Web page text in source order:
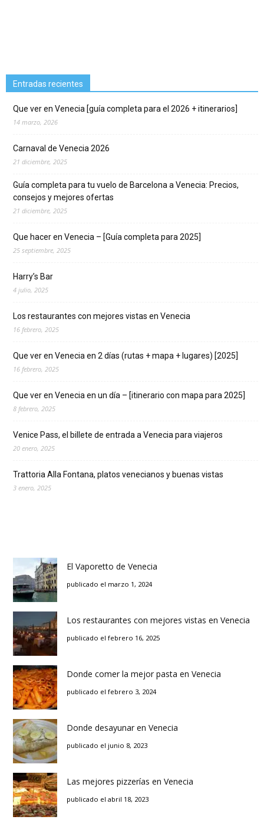
Entradas recientes
Que ver en Venecia [guía completa para el 2026 + itinerarios]
14 marzo, 2026
Carnaval de Venecia 2026
21 diciembre, 2025
Guía completa para tu vuelo de Barcelona a Venecia: Precios,
consejos y mejores ofertas
21 diciembre, 2025
Que hacer en Venecia – [Guía completa para 2025]
25 septiembre, 2025
Harry’s Bar
4 julio, 2025
Los restaurantes con mejores vistas en Venecia
16 febrero, 2025
Que ver en Venecia en 2 días (rutas + mapa + lugares) [2025]
16 febrero, 2025
Que ver en Venecia en un día – [itinerario con mapa para 2025]
8 febrero, 2025
Venice Pass, el billete de entrada a Venecia para viajeros
20 enero, 2025
Trattoria Alla Fontana, platos venecianos y buenas vistas
3 enero, 2025
El Vaporetto de Venecia
publicado el marzo 1, 2024
Los restaurantes con mejores vistas en Venecia
publicado el febrero 16, 2025
Donde comer la mejor pasta en Venecia
publicado el febrero 3, 2024
Donde desayunar en Venecia
publicado el junio 8, 2023
Las mejores pizzerías en Venecia
publicado el abril 18, 2023